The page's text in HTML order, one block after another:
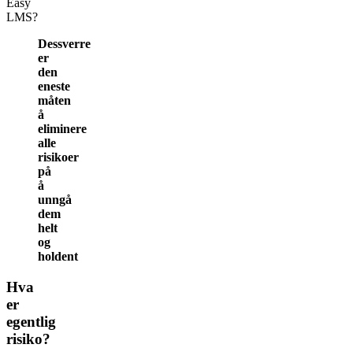
LMS?
Dessverre
er
den
eneste
måten
å
eliminere
alle
risikoer
på
å
unngå
dem
helt
og
holdent
Hva
er
egentlig
risiko?